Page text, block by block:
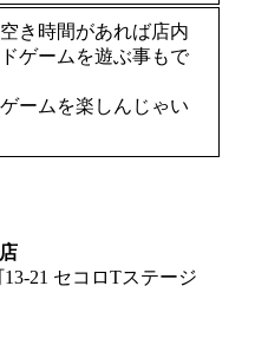
き時間があれば店内
ゲームを遊ぶ事もで
ームを楽しんじゃい
21 セコロTステージ